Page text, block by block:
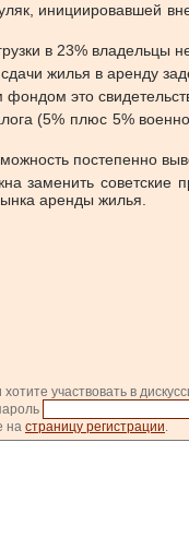
инициировавшей
в 23%
жилья в аренду
это
(5% плюс 5%
постепенно
заменить советские
аренды жилья.
участвовать в
на страницу регистрации.